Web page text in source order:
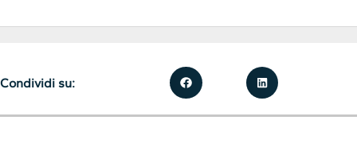
Condividi su: